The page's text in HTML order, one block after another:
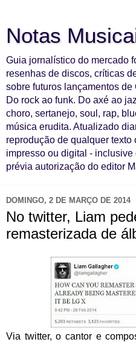
Notas
Guia jornalístico do mercado
resenhas de discos, críticas
sobre futuros lançamentos
Do rock ao funk. Do axé ao
choro, sertanejo, soul, rap,
música erudita. Atualizado
reprodução de qualquer
impresso ou digital -
prévia autorização do editor
DOMINGO, 2 DE MARÇO DE 2014
No twitter, Liam
remasterizada de
Via twitter, o cantor e